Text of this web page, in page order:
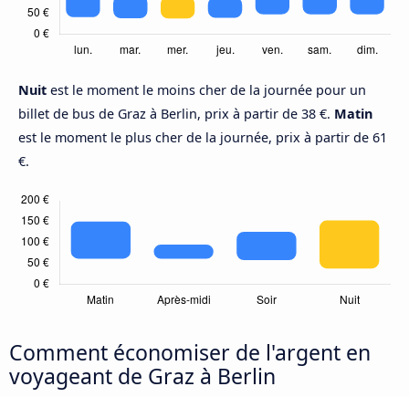
Nuit est le moment le moins cher de la journée pour un
billet de bus de Graz à Berlin, prix à partir de 38 €. Matin
est le moment le plus cher de la journée, prix à partir de 61
€.
Comment économiser de l'argent en
voyageant de Graz à Berlin